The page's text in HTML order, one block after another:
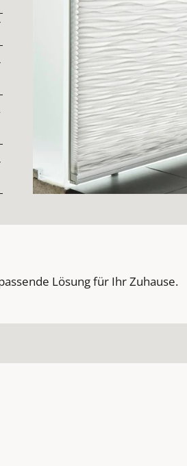
Lösung für Ihr Zuhause.